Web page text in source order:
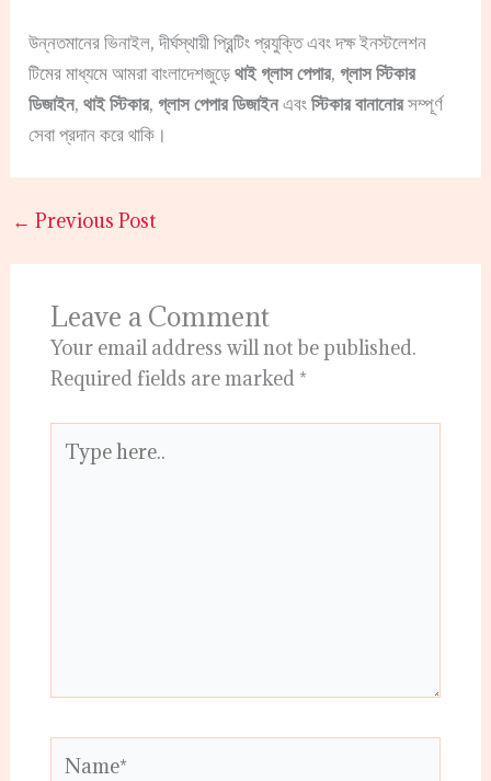
উন্নতমানের ভিনাইল, দীর্ঘস্থায়ী প্রিন্টিং প্রযুক্তি এবং দক্ষ ইনস্টলেশন
টিমের মাধ্যমে আমরা বাংলাদেশজুড়েথাই গ্লাস পেপার,গ্লাস স্টিকার
ডিজাইন,থাই স্টিকার,গ্লাস পেপার ডিজাইনএবংস্টিকার বানানোরসম্পূর্ণ
সেবা প্রদান করে থাকি।
← Previous Post
Leave a Comment
Your email address will not be published.
Required fields are marked *
here..